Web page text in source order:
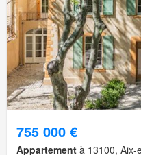
755 000 €
Appartement à 13100, Aix-